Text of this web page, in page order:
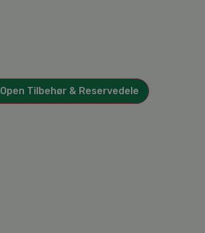
Open Tilbehør & Reservedele